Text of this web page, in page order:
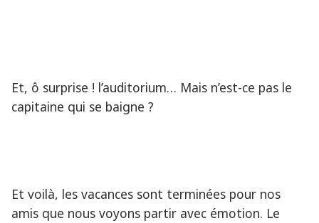
Et, ô surprise ! l’auditorium… Mais n’est-ce pas le
capitaine qui se baigne ?
Et voilà, les vacances sont terminées pour nos
amis que nous voyons partir avec émotion. Le